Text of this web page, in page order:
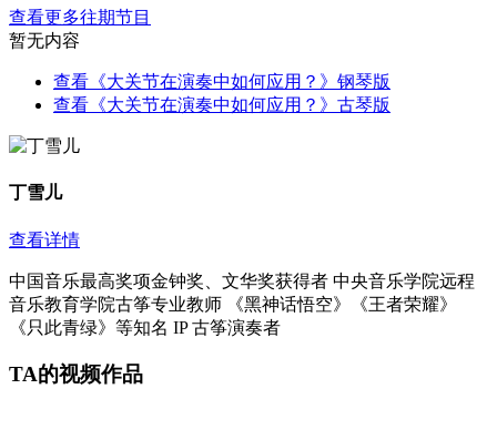
查看更多往期节目
暂无内容
查看《大关节在演奏中如何应用？》钢琴版
查看《大关节在演奏中如何应用？》古琴版
丁雪儿
查看详情
中国音乐最高奖项金钟奖、文华奖获得者 中央音乐学院远程
音乐教育学院古筝专业教师 《黑神话悟空》《王者荣耀》
《只此青绿》等知名 IP 古筝演奏者
TA的视频作品